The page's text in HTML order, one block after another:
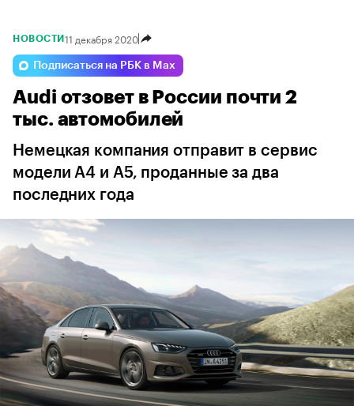
Lada Omoda
Volga Esteo Changan
НОВОСТИ 11 декабря 2020
Подписаться на РБК в Max
Audi отзовет в России почти 2
тыс. автомобилей
Немецкая компания отправит в сервис
модели A4 и A5, проданные за два
последних года